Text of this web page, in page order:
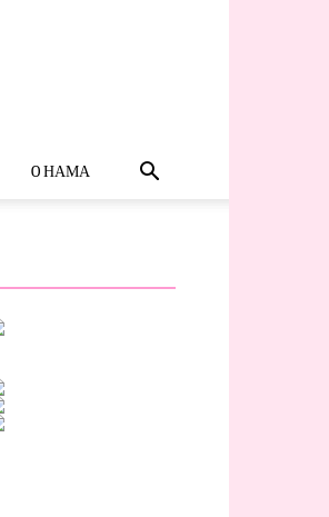
O НАМА